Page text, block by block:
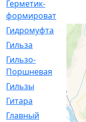
Герметик-
формирователь
Гидромуфта
Гильза
Гильзо-
Поршневая
Гильзы
Гитара
Главный